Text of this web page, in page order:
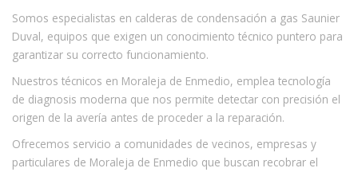
Somos especialistas en calderas de condensación a gas Saunier
Duval, equipos que exigen un conocimiento técnico puntero para
garantizar su correcto funcionamiento.
Nuestros técnicos en Moraleja de Enmedio, emplea tecnología
de diagnosis moderna que nos permite detectar con precisión el
origen de la avería antes de proceder a la reparación.
Ofrecemos servicio a comunidades de vecinos, empresas y
particulares de Moraleja de Enmedio que buscan recobrar el